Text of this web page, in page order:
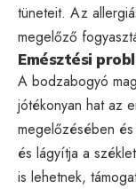
tüneteit. Az
megelőző
Emésztési
A bodzabogyó
jótékonyan hat az
megelőzésében
és lágyítja a
is lehetnek,